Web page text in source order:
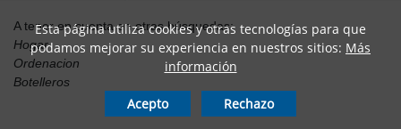
A tener en cuenta en otras búsquedas:
Hogar
Ordenacion
Botelleros
Esta página utiliza cookies y otras tecnologías para que
podamos mejorar su experiencia en nuestros sitios: Más
información
Acepto Rechazo